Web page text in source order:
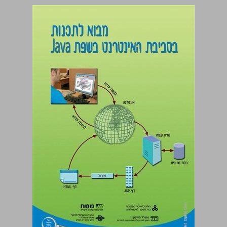
מבוא לתכנות בסביבת האינטרנט בשפת Java ... 0